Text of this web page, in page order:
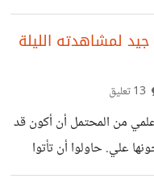
الشكر للأخ [@AhmadSeraj91] لذكره الجهاز ،لأنني أول مرة
لمشاهدته الليلة
من المحتمل أن أكون قد
علي. حاولوا أن تأتوا